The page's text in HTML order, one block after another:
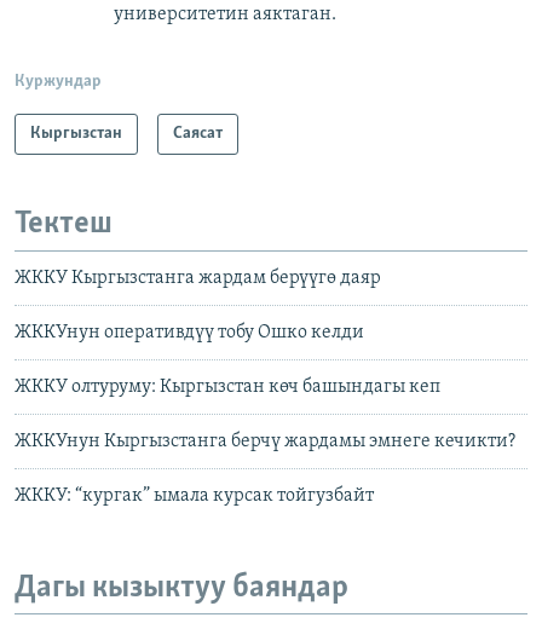
университетин аяктаган.
Куржундар
Кыргызстан Саясат
Тектеш
ЖККУ Кыргызстанга жардам берүүгө даяр
ЖККУнун оперативдүү тобу Ошко келди
ЖККУ олтуруму: Кыргызстан көч башындагы кеп
ЖККУнун Кыргызстанга берчү жардамы эмнеге кечикти?
ЖККУ: “кургак” ымала курсак тойгузбайт
Дагы кызыктуу баяндар